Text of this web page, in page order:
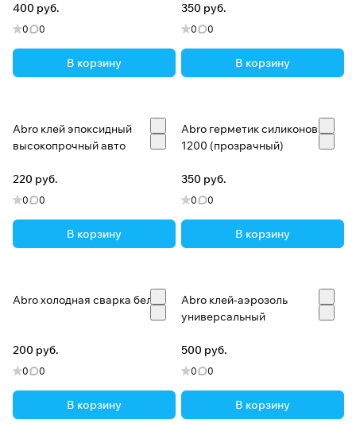
400 руб.
0 0
В корзину
350 руб.
0 0
В корзину
Abro клей эпоксидный
высокопрочный авто
220 руб.
0 0
В корзину
Abro герметик силиконовый
1200 (прозрачный)
350 руб.
0 0
В корзину
Abro холодная сварка белая
200 руб.
0 0
В корзину
Abro клей-аэрозоль
универсальный
500 руб.
0 0
В корзину